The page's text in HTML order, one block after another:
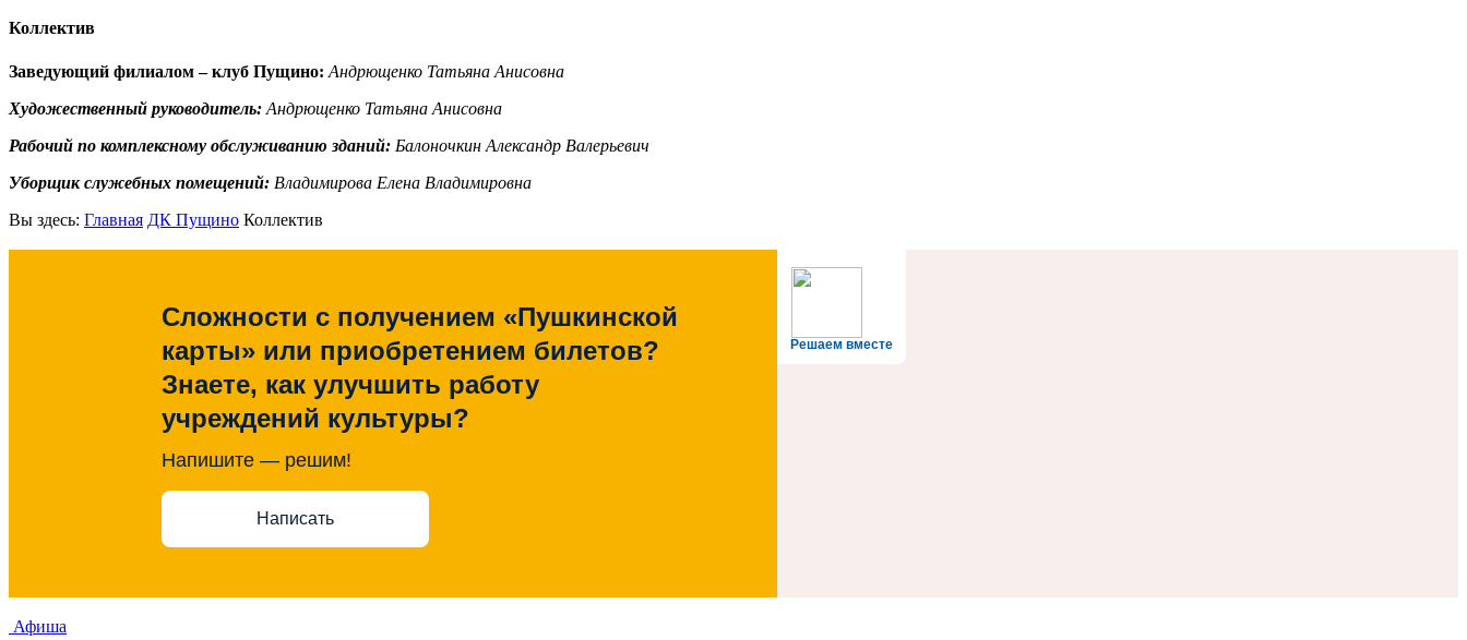
Коллектив
Заведующий филиалом – клуб Пущино: Андрющенко Татьяна Анисовна
Художественный руководитель: Андрющенко Татьяна Анисовна
Рабочий по комплексному обслуживанию зданий: Балоночкин Александр Валерьевич
Уборщик служебных помещений: Владимирова Елена Владимировна
Вы здесь: Главная ДК Пущино Коллектив
Решаем вместе
Сложности с получением «Пушкинской
карты» или приобретением билетов?
Знаете, как улучшить работу
учреждений культуры?
Напишите — решим!
Написать
Афиша